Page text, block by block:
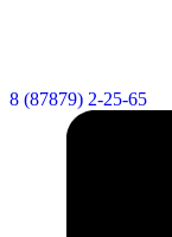
8 (87879) 2-25-65